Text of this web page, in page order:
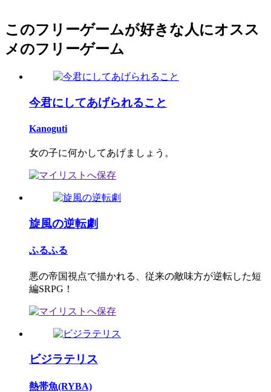
このフリーゲームが好きな人にオスス
メのフリーゲーム
今君にしてあげられること
Kanoguti
女の子に何かしてあげましょう。
旋風の逆転劇
ふるふる
悪の帝国視点で描かれる、従来の敵味方が逆転した短
編SRPG！
ビジラテリス
熱帯魚(RYBA)